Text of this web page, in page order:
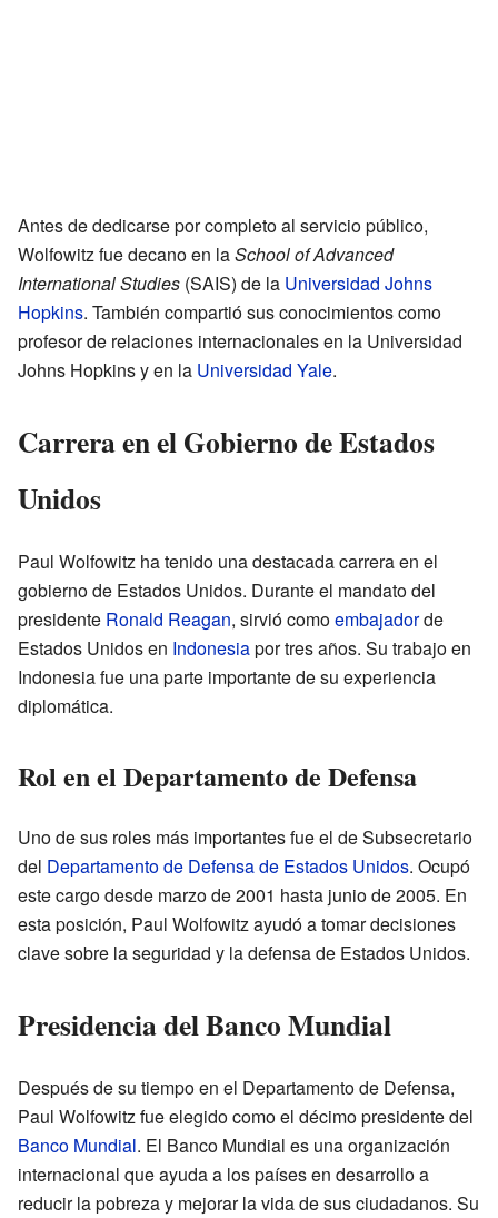
Antes de dedicarse por completo al servicio público,
Wolfowitz fue decano en laSchool of Advanced
International Studies (SAIS) de la Universidad Johns
Hopkins. También compartió sus conocimientos como
profesor de relaciones internacionales en la Universidad
Johns Hopkins y en la Universidad Yale.
Carrera en el Gobierno de Estados
Unidos
Paul Wolfowitz ha tenido una destacada carrera en el
gobierno de Estados Unidos. Durante el mandato del
presidente Ronald Reagan, sirvió comoembajadorde
Estados Unidos en Indonesiapor tres años. Su trabajo en
Indonesia fue una parte importante de su experiencia
diplomática.
Rol en el Departamento de Defensa
Uno de sus roles más importantes fue el de Subsecretario
del Departamento de Defensa de Estados Unidos. Ocupó
este cargo desde marzo de 2001 hasta junio de 2005. En
esta posición, Paul Wolfowitz ayudó a tomar decisiones
clave sobre la seguridad y la defensa de Estados Unidos.
Presidencia del Banco Mundial
Después de su tiempo en el Departamento de Defensa,
Paul Wolfowitz fue elegido como el décimo presidente del
Banco Mundial. El Banco Mundial es una organización
internacional que ayuda a los países en desarrollo a
reducir la pobreza y mejorar la vida de sus ciudadanos. Su